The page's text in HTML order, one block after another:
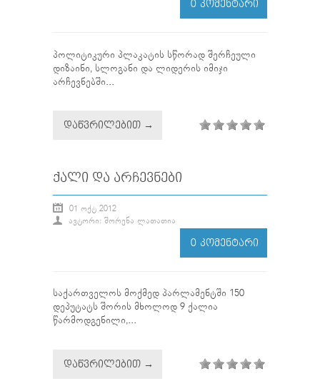
0 ᲙᲝᲛᲔᲜᲢᲐᲠᲘ
პოლიტიკური პლაკატის სწორად შერჩეული
დიზაინი, სლოგანი და ლიდერის იმიჯი
არჩევნებში...
ᲓᲐᲬᲕᲠᲘᲚᲔᲑᲘᲗ →
ᲥᲐᲚᲘ ᲓᲐ ᲐᲠᲩᲔᲕᲜᲔᲑᲘ
01 ᲝᲥᲢ 2012
ᲐᲕᲢᲝᲠᲘ: ᲨᲝᲠᲔᲜᲐ ᲚᲐᲗᲐᲗᲘᲐ
0 ᲙᲝᲛᲔᲜᲢᲐᲠᲘ
საქართველოს მოქმედ პარლამენტში 150
დეპუტატს შორის მხოლოდ 9 ქალია
წარმოდგენილი,...
ᲓᲐᲬᲕᲠᲘᲚᲔᲑᲘᲗ →